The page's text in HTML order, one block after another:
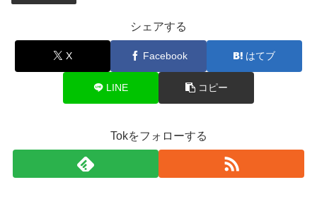
シェアする
X Facebook はてブ
LINE コピー
Tokをフォローする